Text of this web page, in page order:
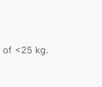
of <25 kg.